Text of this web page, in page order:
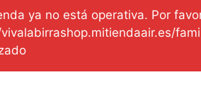
ya no está operativa. Por